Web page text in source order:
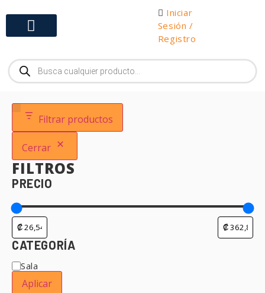
Iniciar
Sesión /
Registro
Filtrar productos
Cerrar
FILTROS
PRECIO
CATEGORÍA
Sala
Aplicar